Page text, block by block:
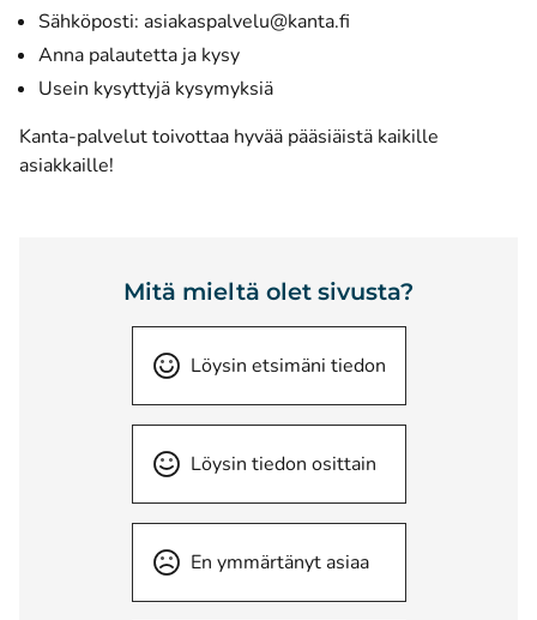
Sähköposti: asiakaspalvelu@kanta.fi
Anna palautetta ja kysy
Usein kysyttyjä kysymyksiä
Kanta-palvelut toivottaa hyvää pääsiäistä kaikille
asiakkaille!
Mitä mieltä olet sivusta?
Löysin etsimäni tiedon
Löysin tiedon osittain
En ymmärtänyt asiaa